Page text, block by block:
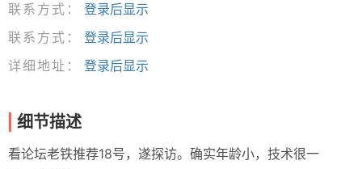
联系方式：
登录后显示
联系方式：
登录后显示
详细地址：
登录后显示
细节描述
看论坛老铁推荐18号，遂探访。确实年龄小，技术很一